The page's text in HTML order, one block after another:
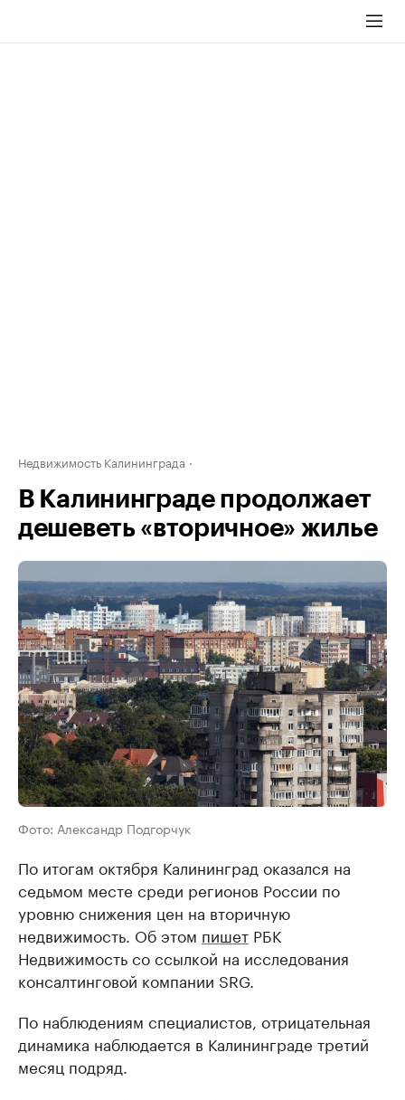
Недвижимость Калининграда
В Калининграде продолжает
дешеветь «вторичное» жилье
Фото: Александр Подгорчук
По итогам октября Калининград оказался на
седьмом месте среди регионов России по
уровню снижения цен на вторичную
недвижимость. Об этом пишет РБК
Недвижимость со ссылкой на исследования
консалтинговой компании SRG.
По наблюдениям специалистов, отрицательная
динамика наблюдается в Калининграде третий
месяц подряд.